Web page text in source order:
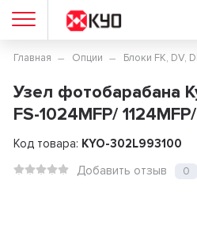
Главная Опции Блоки FK, DV,
Узел фотобарабана
FS-1024MFP/
Код товара: KYO-302L993100
Добавить отзыв
0